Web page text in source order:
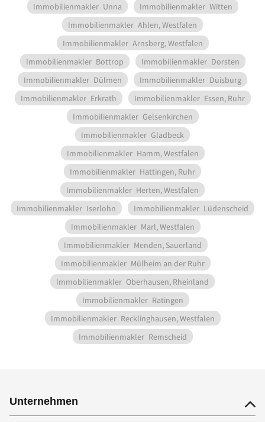
Immobilienmakler Unna Immobilienmakler Witten
Immobilienmakler Ahlen, Westfalen
Immobilienmakler Arnsberg, Westfalen
Immobilienmakler Bottrop Immobilienmakler Dorsten
Immobilienmakler Dülmen Immobilienmakler Duisburg
Immobilienmakler Erkrath Immobilienmakler Essen, Ruhr
Immobilienmakler Gelsenkirchen
Immobilienmakler Gladbeck
Immobilienmakler Hamm, Westfalen
Immobilienmakler Hattingen, Ruhr
Immobilienmakler Herten, Westfalen
Immobilienmakler Iserlohn Immobilienmakler Lüdenscheid
Immobilienmakler Marl, Westfalen
Immobilienmakler Menden, Sauerland
Immobilienmakler Mülheim an der Ruhr
Immobilienmakler Oberhausen, Rheinland
Immobilienmakler Ratingen
Immobilienmakler Recklinghausen, Westfalen
Immobilienmakler Remscheid
Unternehmen